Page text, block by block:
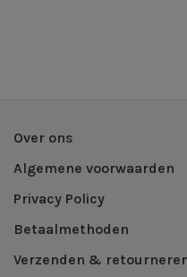
Over ons
Algemene voorwaarden
Privacy Policy
Betaalmethoden
Verzenden &